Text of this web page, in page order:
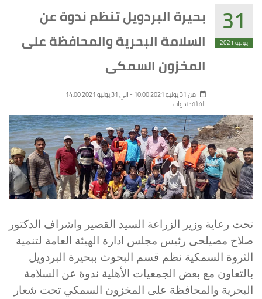
31
يوليو 2021
بحيرة البردويل تنظم ندوة عن
السلامة البحرية والمحافظة على
المخزون السمكى
من 31 يوليو 2021 10:00- الي 31 يوليو 2021 14:00
الفئة :ندوات
تحت رعاية وزير الزراعة السيد القصير واشراف الدكتور
صلاح مصيلحى رئيس مجلس ادارة الهيئة العامة لتنمية
الثروة السمكية نظم قسم البحوث ببحيرة البردويل
بالتعاون مع بعض الجمعيات الأهلية ندوة عن السلامة
البحرية والمحافظة على المخزون السمكي تحت شعار